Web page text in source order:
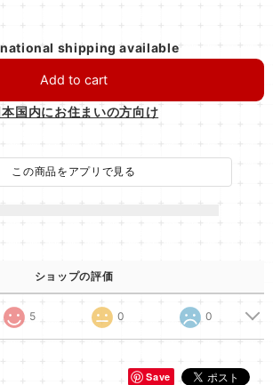
shipping available
Add to cart
本国内にお住まいの方向け
この商品をアプリで見る
ショップの評価
5 0 0
Save